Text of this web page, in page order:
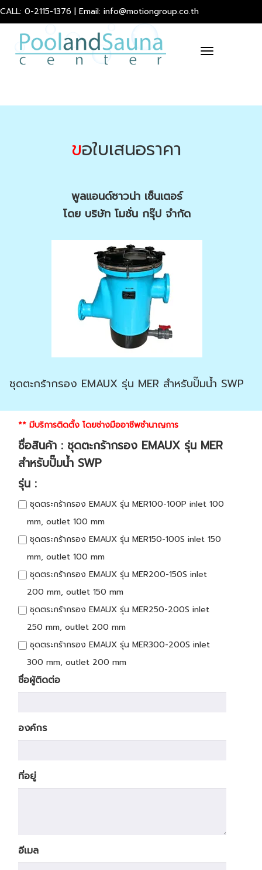
CALL: 0-2115-1376 | Email: info@motiongroup.co.th
Toggle
ขอใบเสนอราคา
พูลแอนด์ซาวน่า เซ็นเตอร์
โดย บริษัท โมชั่น กรุ๊ป จำกัด
ชุดตะกร้ากรอง EMAUX รุ่น MER สำหรับปั๊มน้ำ SWP
** มีบริการติดตั้ง โดยช่างมืออาชีพชำนาญการ
ชื่อสินค้า : ชุดตะกร้ากรอง EMAUX รุ่น MER
สำหรับปั๊มน้ำ SWP
รุ่น :
ชุดตระกร้ากรอง EMAUX รุ่น MER100-100P inlet 100
mm, outlet 100 mm
ชุดตระกร้ากรอง EMAUX รุ่น MER150-100S inlet 150
mm, outlet 100 mm
ชุดตระกร้ากรอง EMAUX รุ่น MER200-150S inlet
200 mm, outlet 150 mm
ชุดตระกร้ากรอง EMAUX รุ่น MER250-200S inlet
250 mm, outlet 200 mm
ชุดตระกร้ากรอง EMAUX รุ่น MER300-200S inlet
300 mm, outlet 200 mm
ชื่อผู้ติดต่อ
องค์กร
ที่อยู่
อีเมล